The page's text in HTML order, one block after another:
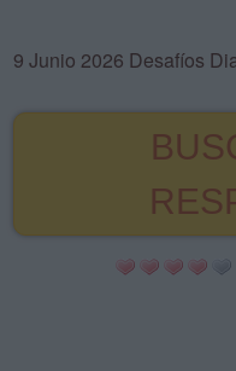
9 Junio 2026 Desafíos